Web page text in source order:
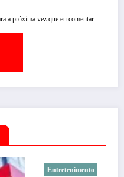
a próxima vez que eu comentar.